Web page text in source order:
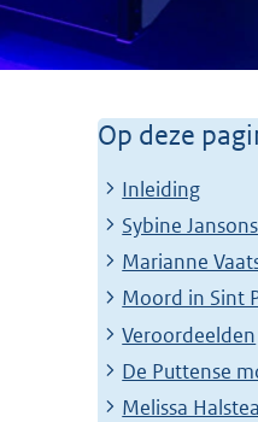
Op deze
Inleiding
Sybine Jansons
Marianne
Moord in Sint
Veroordeelden
De Puttense
Melissa